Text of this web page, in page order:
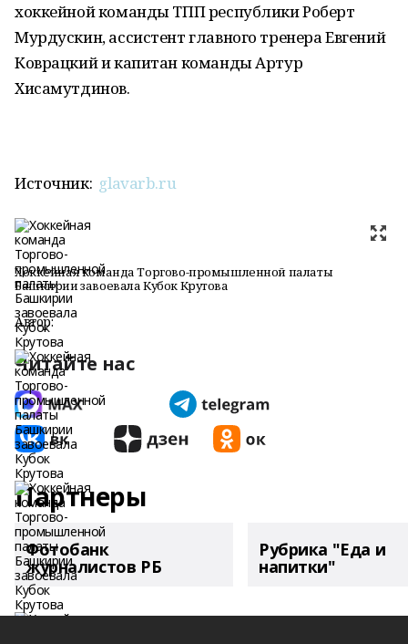
хоккейной команды ТПП республики Роберт
Мурдускин, ассистент главного тренера Евгений
Коврацкий и капитан команды Артур
Хисамутдинов.
Источник: glavarb.ru
Хоккейная команда Торгово-промышленной палаты
Башкирии завоевала Кубок Крутова
Автор:
Читайте нас
Партнеры
Фотобанк
журналистов РБ
Рубрика "Еда и
напитки"